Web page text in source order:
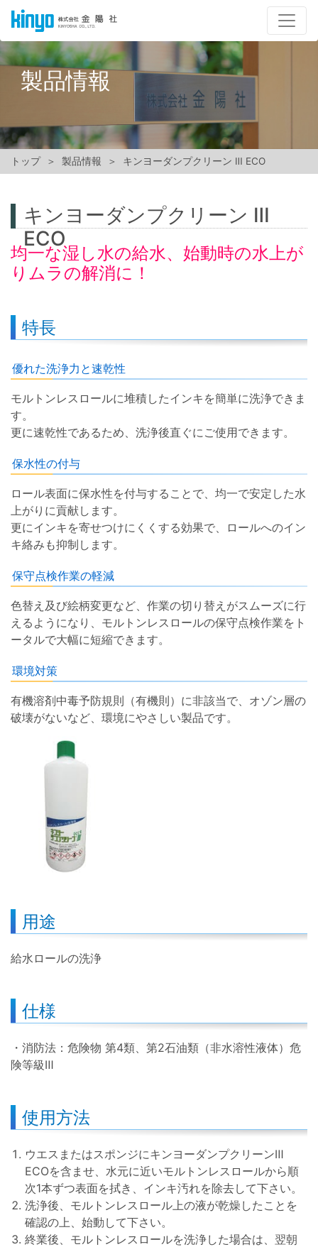
製品情報
トップ 製品情報 キンヨーダンプクリーン Ⅲ ECO
キンヨーダンプクリーン Ⅲ
ECO
均一な湿し水の給水、始動時の水上が
りムラの解消に！
特長
優れた洗浄力と速乾性
モルトンレスロールに堆積したインキを簡単に洗浄できま
す。
更に速乾性であるため、洗浄後直ぐにご使用できます。
保水性の付与
ロール表面に保水性を付与することで、均一で安定した水
上がりに貢献します。
更にインキを寄せつけにくくする効果で、ロールへのイン
キ絡みも抑制します。
保守点検作業の軽減
色替え及び絵柄変更など、作業の切り替えがスムーズに行
えるようになり、モルトンレスロールの保守点検作業をト
ータルで大幅に短縮できます。
環境対策
有機溶剤中毒予防規則（有機則）に非該当で、オゾン層の
破壊がないなど、環境にやさしい製品です。
用途
給水ロールの洗浄
仕様
・消防法：危険物 第4類、第2石油類（非水溶性液体）危
険等級Ⅲ
使用方法
ウエスまたはスポンジにキンヨーダンプクリーンⅢ
ECOを含ませ、水元に近いモルトンレスロールから順
次1本ずつ表面を拭き、インキ汚れを除去して下さい。
洗浄後、モルトンレスロール上の液が乾燥したことを
確認の上、始動して下さい。
終業後、モルトンレスロールを洗浄した場合は、翌朝